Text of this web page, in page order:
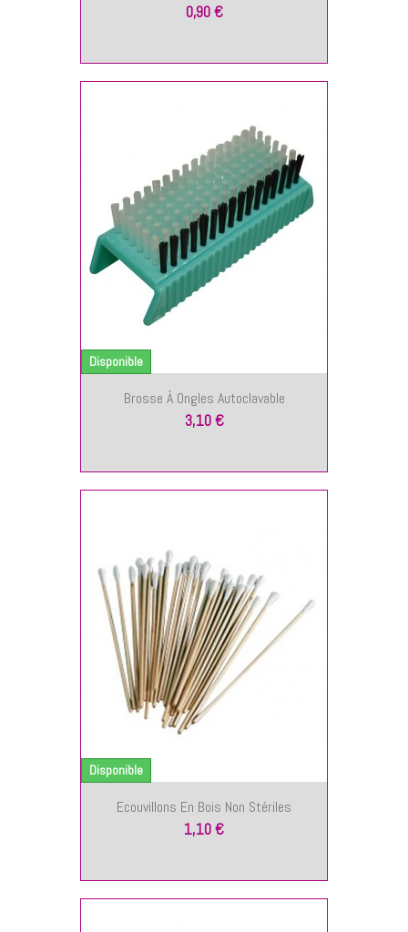
0,90 €
Brosse À Ongles Autoclavable
3,10 €
Disponible
Ecouvillons En Bois Non Stériles
1,10 €
Disponible